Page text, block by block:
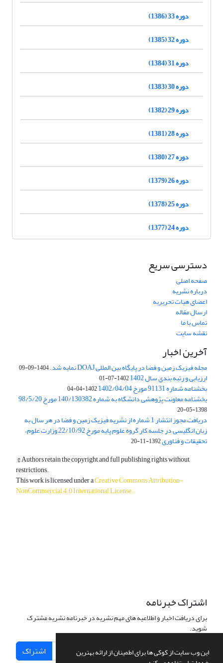
این وب سایت از کوکی ها برای اطمینان از ارائه بهترین
دوره 33 (1386)
دوره 32 (1385)
دوره 31 (1384)
دوره 30 (1383)
دوره 29 (1382)
دوره 28 (1381)
دوره 27 (1380)
دوره 26 (1379)
دوره 25 (1378)
دوره 24 (1377)
دسترسی سریع
صفحه اصلی
درباره نشریه
اعضای هیات تحریریه
ارسال مقاله
تماس با ما
نقشه سایت
آخرین اخبار
مجله فیزیک زمین و فضا در پایگاه بین المللی DOAJ نمایه شد. 1404-09-09
ارزیابی و رتبه بندی سال 1402 1402-07-01
بخشنامه شماره 91131 مورخ 1402/04/04 1402-04-04
بخشنامه معاونت پژوهشی دانشگاه به شماره 140/130382 مورخ 98/5/20
1398-05-20
دریافت مجوز انتشار 1 شماره از نشریه فیزیک زمین و فضا در هر سال به
زبان انگلیسی در جلسه کار گروه علوم پایه مورخ 22/10/92 وزارت علوم،
تحقیقات و فناوری1392-11-20
© Authors retain the copyright and full publishing rights without
restrictions.
This work is licensed under aCreative Commons Attribution-
NonCommercial 4.0 International License.
اشتراک خبرنامه
برای دریافت اخبار و اطلاعیه های مهم نشریه در خبرنامه نشریه مشترک
شوید.
اشتراک